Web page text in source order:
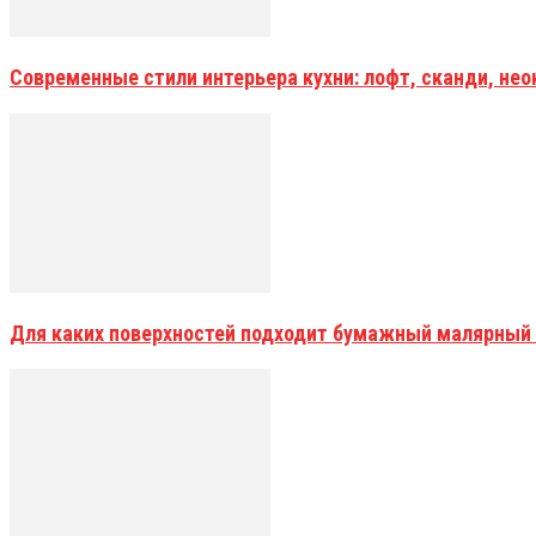
Современные стили интерьера кухни: лофт, сканди,
Для каких поверхностей подходит бумажный малярный